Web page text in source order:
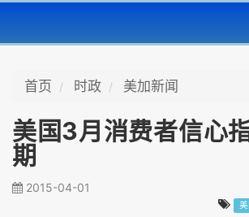
首页 时政 美加新闻
美国3月消费者信心
期
2015-04-01